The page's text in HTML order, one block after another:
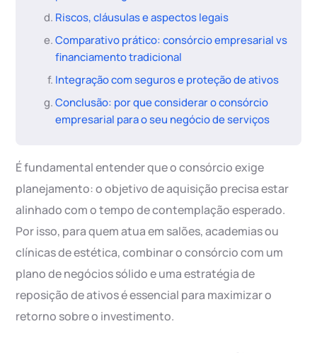
Riscos, cláusulas e aspectos legais
Comparativo prático: consórcio empresarial vs
financiamento tradicional
Integração com seguros e proteção de ativos
Conclusão: por que considerar o consórcio
empresarial para o seu negócio de serviços
É fundamental entender que o consórcio exige
planejamento: o objetivo de aquisição precisa estar
alinhado com o tempo de contemplação esperado.
Por isso, para quem atua em salões, academias ou
clínicas de estética, combinar o consórcio com um
plano de negócios sólido e uma estratégia de
reposição de ativos é essencial para maximizar o
retorno sobre o investimento.